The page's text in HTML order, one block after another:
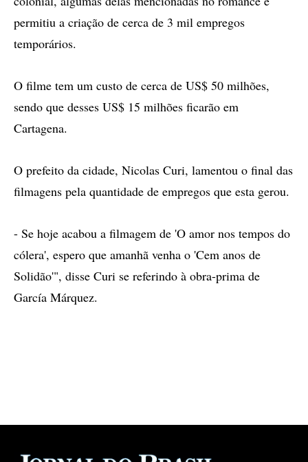
permitiu a criação de cerca de 3 mil empregos
temporários.
O filme tem um custo de cerca de US$ 50 milhões,
sendo que desses US$ 15 milhões ficarão em
Cartagena.
O prefeito da cidade, Nicolas Curi, lamentou o final das
filmagens pela quantidade de empregos que esta gerou.
- Se hoje acabou a filmagem de 'O amor nos tempos do
cólera', espero que amanhã venha o 'Cem anos de
Solidão'", disse Curi se referindo à obra-prima de
García Márquez.